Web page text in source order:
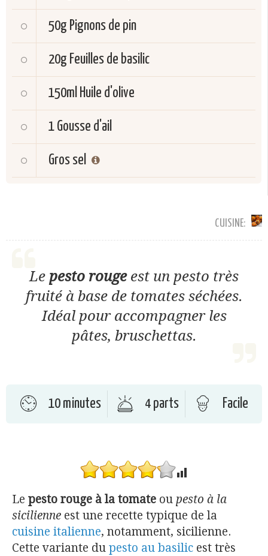
50g Pignons de pin
20g Feuilles de basilic
150ml Huile d'olive
1 Gousse d'ail
Gros sel
CUISINE:
Le pesto rougeest un pesto très
fruité à base de tomates séchées.
Idéal pour accompagner les
pâtes, bruschettas.
10 minutes 4 parts Facile
Le pesto rouge à la tomate ou pesto à la
sicilienne est une recette typique de la
cuisine italienne, notamment, sicilienne.
Cette variante du pesto au basilic est très